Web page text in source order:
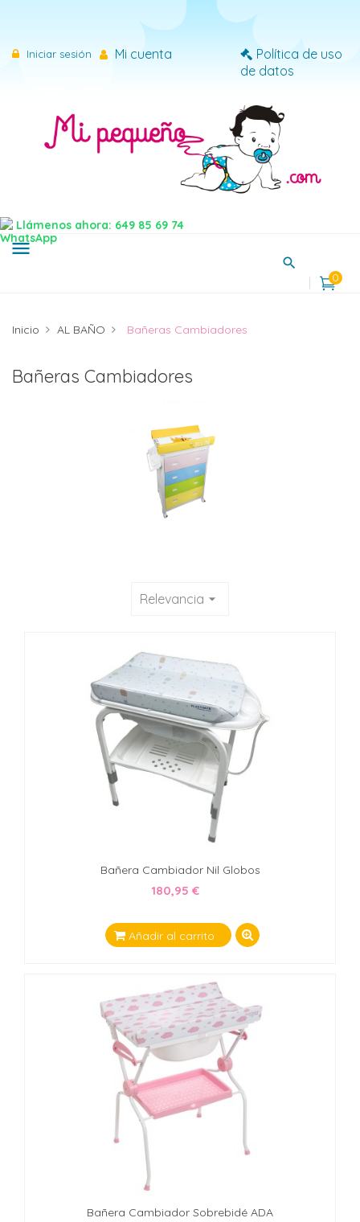
Iniciar sesión Mi cuenta
Política de uso
de datos
Llámenos ahora: 649 85 69 74
menu
0
Inicio AL BAÑO Bañeras Cambiadores
Bañeras Cambiadores
Relevancia arrow_drop_down
Bañera Cambiador Nil Globos
180,95 €
Añadir al carrito
Bañera Cambiador Sobrebidé ADA
Iniciar sesión
Necesitas iniciar sesión para guardar productos en tu
Iniciar sesión